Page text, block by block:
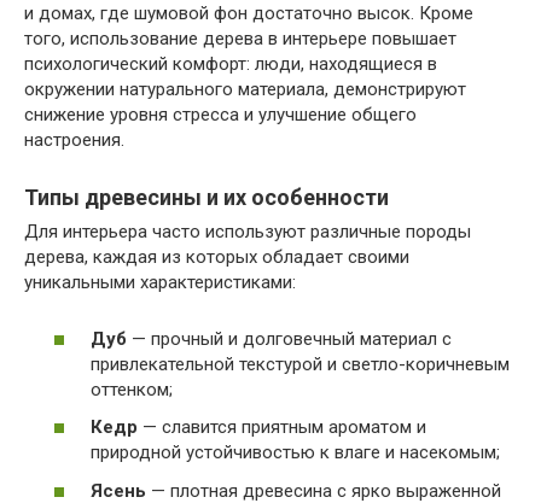
и домах, где шумовой фон достаточно высок. Кроме
того, использование дерева в интерьере повышает
психологический комфорт: люди, находящиеся в
окружении натурального материала, демонстрируют
снижение уровня стресса и улучшение общего
настроения.
Типы древесины и их особенности
Для интерьера часто используют различные породы
дерева, каждая из которых обладает своими
уникальными характеристиками:
Дуб — прочный и долговечный материал с
привлекательной текстурой и светло-коричневым
оттенком;
Кедр — славится приятным ароматом и
природной устойчивостью к влаге и насекомым;
Ясень — плотная древесина с ярко выраженной